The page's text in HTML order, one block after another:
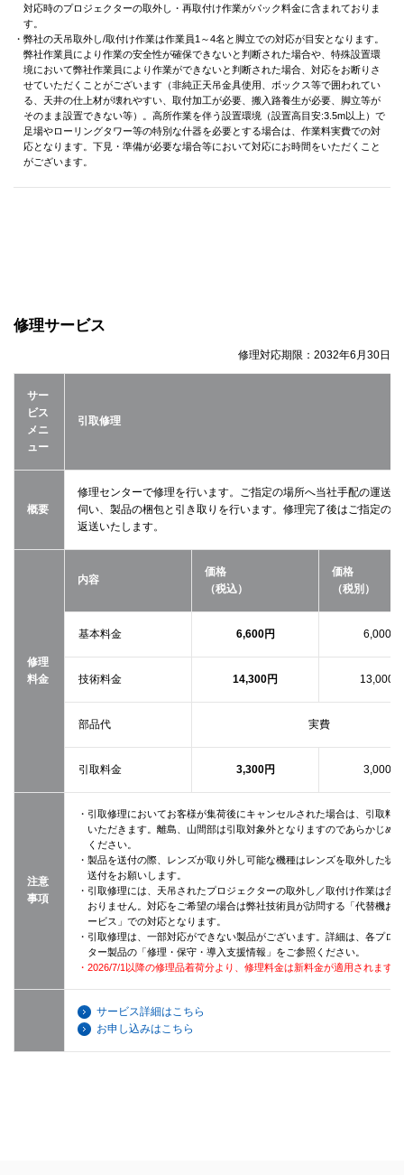
対応時のプロジェクターの取外し・再取付け作業がパック料金に含まれておりま
す。
・弊社の天吊取外し/取付け作業は作業員1～4名と脚立での対応が目安となります。
弊社作業員により作業の安全性が確保できないと判断された場合や、特殊設置環
境において弊社作業員により作業ができないと判断された場合、対応をお断りさ
せていただくことがございます（非純正天吊金具使用、ボックス等で囲われてい
る、天井の仕上材が壊れやすい、取付加工が必要、搬入路養生が必要、脚立等が
そのまま設置できない等）。高所作業を伴う設置環境（設置高目安:3.5m以上）で
足場やローリングタワー等の特別な什器を必要とする場合は、作業料実費での対
応となります。下見・準備が必要な場合等において対応にお時間をいただくこと
がございます。
修理サービス
修理対応期限： 2032年6月30日
サー
ビス
メニ
ュー
引取修理
概要
修理センターで修理を行います。ご指定の場所へ当社手配の運送
伺い、製品の梱包と引き取りを行います。修理完了後はご指定の
返送いたします。
修理
料金
内容
価格
（税込）
価格
（税別）
基本料金 6,600円 6,000円
技術料金 14,300円 13,000円
部品代 実費
引取料金 3,300円 3,000円
注意
事項
・引取修理においてお客様が集荷後にキャンセルされた場合は、引取料
いただきます。離島、山間部は引取対象外となりますのであらかじめ
ください。
・製品を送付の際、レンズが取り外し可能な機種はレンズを取外した状
送付をお願いします。
・引取修理には、天吊されたプロジェクターの取外し／取付け作業は含
おりません。対応をご希望の場合は弊社技術員が訪問する「代替機お
ービス」での対応となります。
・引取修理は、一部対応ができない製品がございます。詳細は、各プロ
ター製品の「修理・保守・導入支援情報」をご参照ください。
・2026/7/1以降の修理品着荷分より、修理料金は新料金が適用されます。
サービス詳細はこちら
お申し込みはこちら